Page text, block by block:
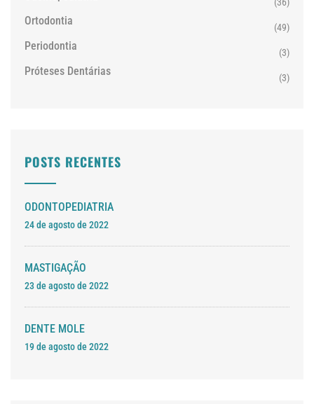
(36)
Ortodontia (49)
Periodontia (3)
Próteses Dentárias (3)
POSTS RECENTES
ODONTOPEDIATRIA
24 de agosto de 2022
MASTIGAÇÃO
23 de agosto de 2022
DENTE MOLE
19 de agosto de 2022